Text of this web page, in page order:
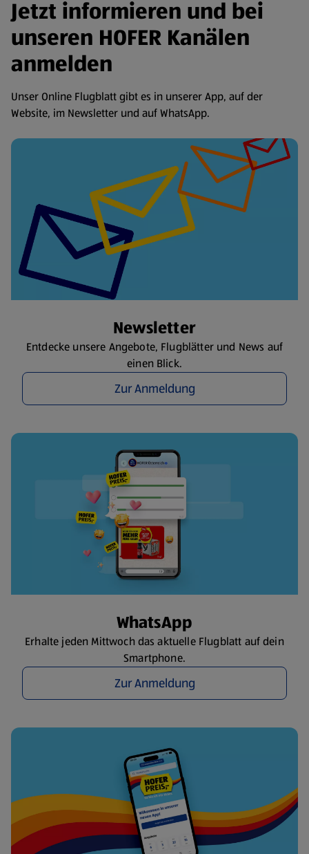
Jetzt informieren und bei
unseren HOFER Kanälen
anmelden
Unser Online Flugblatt gibt es in unserer App, auf der
Website, im Newsletter und auf WhatsApp.
Newsletter
Entdecke unsere Angebote, Flugblätter und News auf
einen Blick.
Zur Anmeldung
WhatsApp
Erhalte jeden Mittwoch das aktuelle Flugblatt auf dein
Smartphone.
Zur Anmeldung